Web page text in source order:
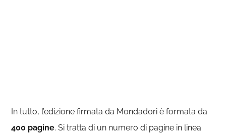
In tutto, l’edizione firmata da Mondadori è formata da
400 pagine. Si tratta di un numero di pagine in linea